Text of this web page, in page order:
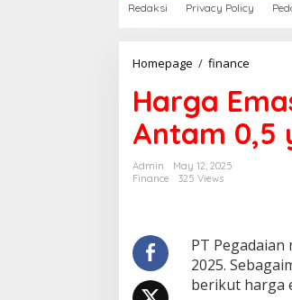
Redaksi Privacy Policy
Homepage / finance
r
g
a
E
g
d
a
Harga
Antam 0,5
Admin
May 12, 2025
Finance
325 Views
PT
2025.
berikut harga